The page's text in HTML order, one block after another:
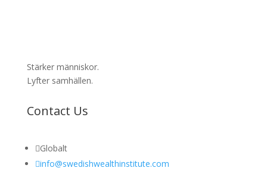
Stärker människor.
Lyfter samhällen.
Contact Us
Globalt
info@swedishwealthinstitute.com